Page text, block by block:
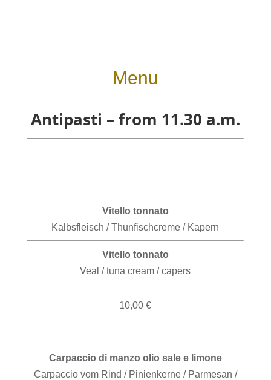
Menu
Antipasti – from 11.30 a.m.
Vitello tonnato
Kalbsfleisch / Thunfischcreme / Kapern
Vitello tonnato
Veal / tuna cream / capers
10,00 €
Carpaccio di manzo olio sale e limone
Carpaccio vom Rind / Pinienkerne / Parmesan /